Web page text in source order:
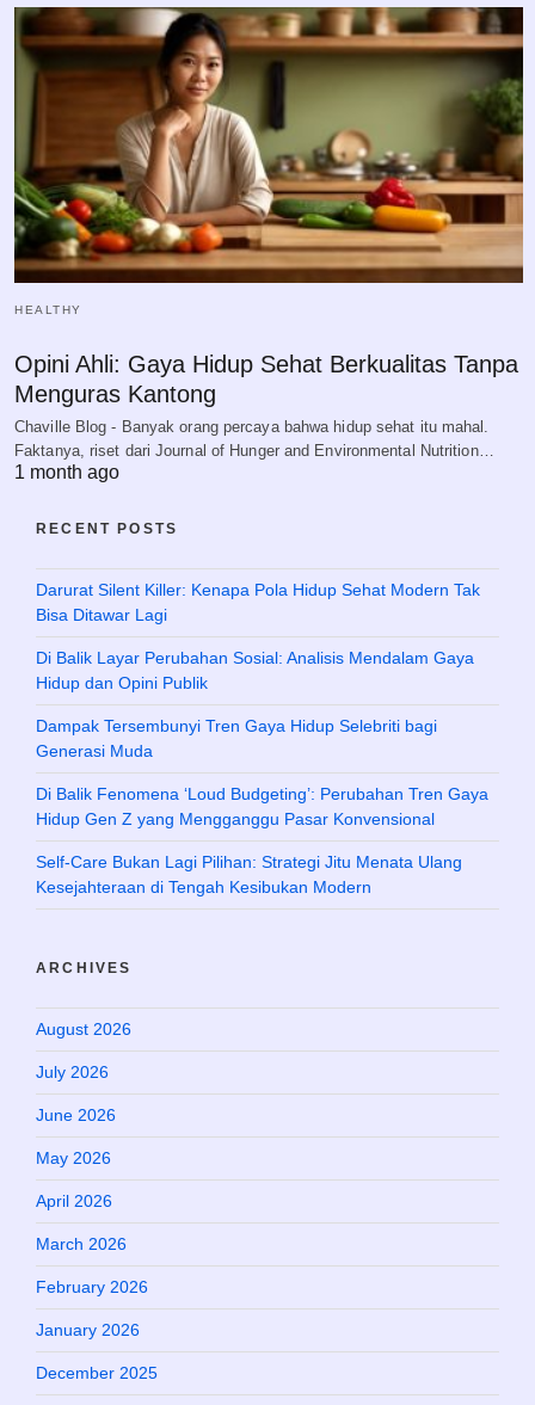
HEALTHY
Opini Ahli: Gaya Hidup Sehat Berkualitas Tanpa
Menguras Kantong
Chaville Blog - Banyak orang percaya bahwa hidup sehat itu mahal.
Faktanya, riset dari Journal of Hunger and Environmental Nutrition…
1 month ago
RECENT POSTS
Darurat Silent Killer: Kenapa Pola Hidup Sehat Modern Tak
Bisa Ditawar Lagi
Di Balik Layar Perubahan Sosial: Analisis Mendalam Gaya
Hidup dan Opini Publik
Dampak Tersembunyi Tren Gaya Hidup Selebriti bagi
Generasi Muda
Di Balik Fenomena ‘Loud Budgeting’: Perubahan Tren Gaya
Hidup Gen Z yang Mengganggu Pasar Konvensional
Self-Care Bukan Lagi Pilihan: Strategi Jitu Menata Ulang
Kesejahteraan di Tengah Kesibukan Modern
ARCHIVES
August 2026
July 2026
June 2026
May 2026
April 2026
March 2026
February 2026
January 2026
December 2025